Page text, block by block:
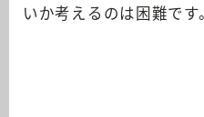
いか考えるのは困難です